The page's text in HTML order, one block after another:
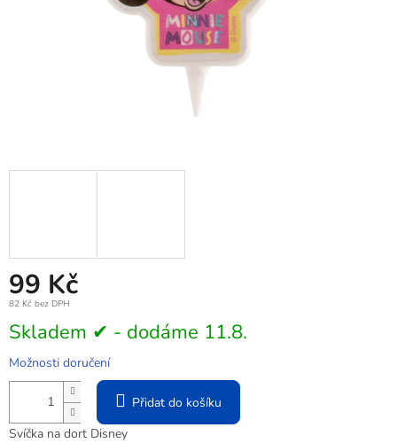
99 Kč
82 Kč bez DPH
Měrná
cena:
Skladem ✔ - dodáme 11.8.
Možnosti doručení
Přidat do košíku
Svíčka na dort Disney